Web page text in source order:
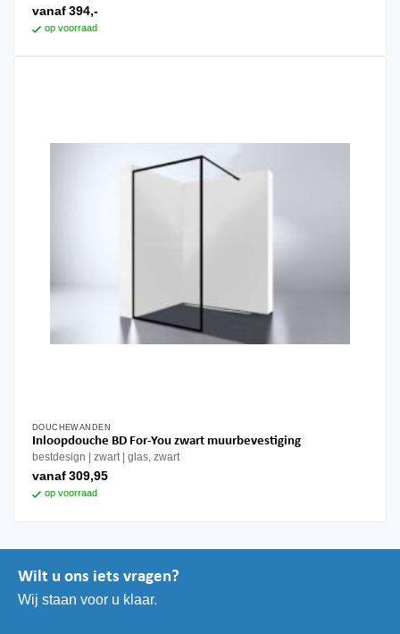
vanaf 394,-
op voorraad
DOUCHEWANDEN
Inloopdouche BD For-You zwart muurbevestiging
bestdesign zwart glas, zwart
vanaf 309,95
op voorraad
Dit
product
gekozen
worden
Wilt u ons iets vragen?
Wij staan voor u klaar.